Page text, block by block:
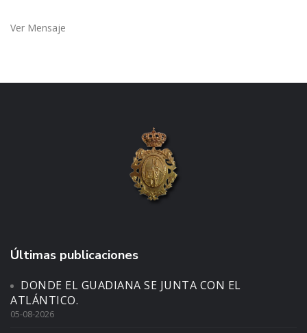
Ver Mensaje
Últimas publicaciones
DONDE EL GUADIANA SE JUNTA CON EL
ATLÁNTICO.
05-08-2026